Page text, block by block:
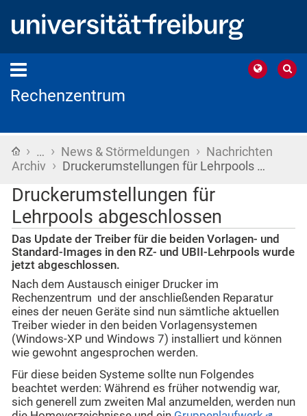
Rechenzentrum
Startseite
› … › News & Störmeldungen › Nachrichten
Archiv › Druckerumstellungen für Lehrpools …
Druckerumstellungen für
Lehrpools abgeschlossen
Das Update der Treiber für die beiden Vorlagen- und
Standard-Images in den RZ- und UBII-Lehrpools wurde
jetzt abgeschlossen.
Nach dem Austausch einiger Drucker im
Rechenzentrum und der anschließenden Reparatur
eines der neuen Geräte sind nun sämtliche aktuellen
Treiber wieder in den beiden Vorlagensystemen
(Windows-XP und Windows 7) installiert und können
wie gewohnt angesprochen werden.
Für diese beiden Systeme sollte nun Folgendes
beachtet werden: Während es früher notwendig war,
sich generell zum zweiten Mal anzumelden, werden nun